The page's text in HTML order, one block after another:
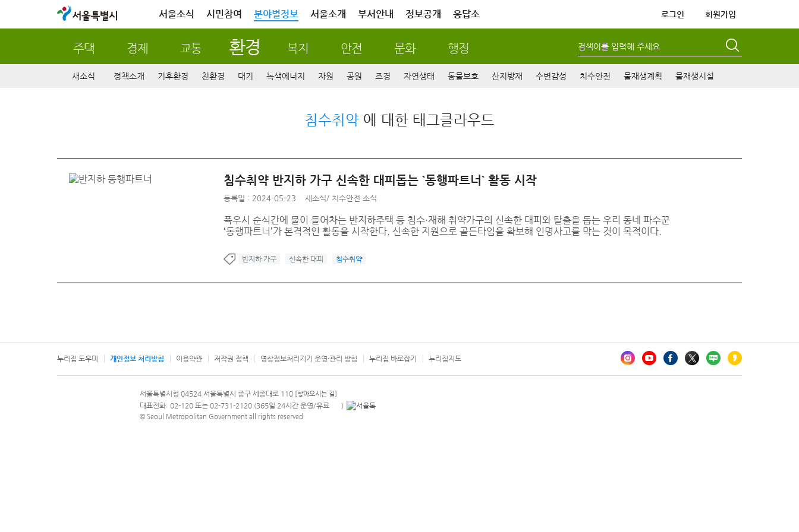
서울특별시 서울소식 시민참여 분야별정보 서울소개 부서안내 정보공개 응답소 로그인 회원가입
주택 경제 교통 환경 복지 안전 문화 행정 검색어를 입력해 주세요
새소식 정책소개 기후환경 친환경 대기 녹색에너지 자원 공원 조경 자연생태 동물보호 산지방재 수변감성 치수안전 물재생계획 물재생시설
침수취약 에 대한 태그클라우드
침수취약 반지하 가구 신속한 대피돕는 `동행파트너` 활동 시작
등록일 : 2024-05-23 새소식/ 치수안전 소식
폭우시 순식간에 물이 들어차는 반지하주택 등 침수·재해 취약가구의 신속한 대피와 탈출을 돕는 우리 동네 파수꾼
‘동행파트너’가 본격적인 활동을 시작한다. 신속한 지원으로 골든타임을 확보해 인명사고를 막는 것이 목적이다.
반지하 가구 신속한 대피 침수취약
누리집 도우미 개인정보 처리방침 이용약관 저작권 정책 영상정보처리기기 운영·관리 방침 누리집 바로잡기 누리집지도
문의 전화번호 120, 120 다산콜재단
서울특별시청 04524 서울특별시 중구 세종대로 110 [찾아오시는 길]
대표전화: 02-120 또는 02-731-2120 (365일 24시간 운영/유료 안내팝업 열기
)
© Seoul Metropolitan Government all rights reserved